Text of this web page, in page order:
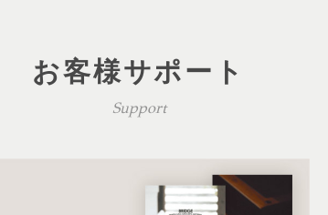
お客様サポート
Support